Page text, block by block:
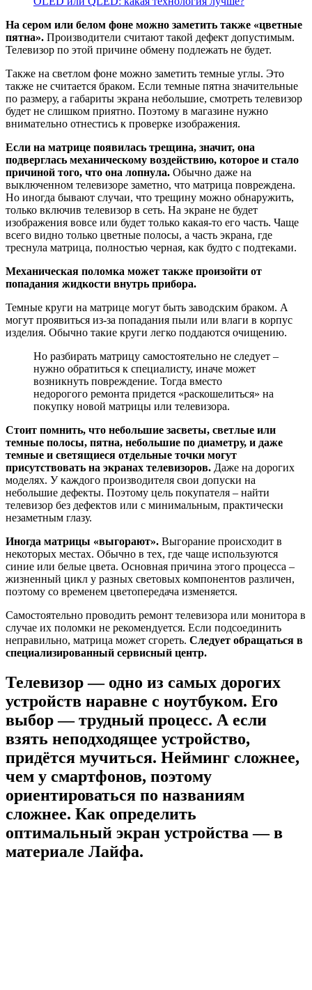
На сером или белом фоне можно заметить также «цветные
пятна». Производители считают такой дефект допустимым.
Телевизор по этой причине обмену подлежать не будет.
Также на светлом фоне можно заметить темные углы. Это
также не считается браком. Если темные пятна значительные
по размеру, а габариты экрана небольшие, смотреть телевизор
будет не слишком приятно. Поэтому в магазине нужно
внимательно отнестись к проверке изображения.
Если на матрице появилась трещина, значит, она
подверглась механическому воздействию, которое и стало
причиной того, что она лопнула. Обычно даже на
выключенном телевизоре заметно, что матрица повреждена.
Но иногда бывают случаи, что трещину можно обнаружить,
только включив телевизор в сеть. На экране не будет
изображения вовсе или будет только какая-то его часть. Чаще
всего видно только цветные полосы, а часть экрана, где
треснула матрица, полностью черная, как будто с подтеками.
Механическая поломка может также произойти от
попадания жидкости внутрь прибора.
Темные круги на матрице могут быть заводским браком. А
могут проявиться из-за попадания пыли или влаги в корпус
изделия. Обычно такие круги легко поддаются очищению.
Но разбирать матрицу самостоятельно не следует –
нужно обратиться к специалисту, иначе может
возникнуть повреждение. Тогда вместо
недорогого ремонта придется «раскошелиться» на
покупку новой матрицы или телевизора.
Стоит помнить, что небольшие засветы, светлые или
темные полосы, пятна, небольшие по диаметру, и даже
темные и светящиеся отдельные точки могут
присутствовать на экранах телевизоров. Даже на дорогих
моделях. У каждого производителя свои допуски на
небольшие дефекты. Поэтому цель покупателя – найти
телевизор без дефектов или с минимальным, практически
незаметным глазу.
Иногда матрицы «выгорают». Выгорание происходит в
некоторых местах. Обычно в тех, где чаще используются
синие или белые цвета. Основная причина этого процесса –
жизненный цикл у разных световых компонентов различен,
поэтому со временем цветопередача изменяется.
Самостоятельно проводить ремонт телевизора или монитора в
случае их поломки не рекомендуется. Если подсоединить
неправильно, матрица может сгореть. Следует обращаться в
специализированный сервисный центр.
Телевизор — одно из самых дорогих
устройств наравне с ноутбуком. Его
выбор — трудный процесс. А если
взять неподходящее устройство,
придётся мучиться. Нейминг сложнее,
чем у смартфонов, поэтому
ориентироваться по названиям
сложнее. Как определить
оптимальный экран устройства — в
материале Лайфа.